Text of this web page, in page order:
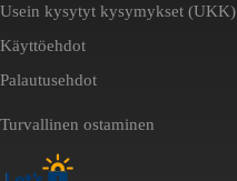
Usein kysytyt kysymykset (UKK)
Käyttöehdot
Palautusehdot
Turvallinen ostaminen